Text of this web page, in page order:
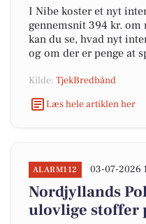
I Nibe koster et nyt
gennemsnit 394 kr. om
kan du se, hvad nyt
og om der er penge at
Kilde: TjekBredbånd
Læs hele artiklen her
ALARM112 03-07-2026
Nordjyllands
ulovlige stoffer